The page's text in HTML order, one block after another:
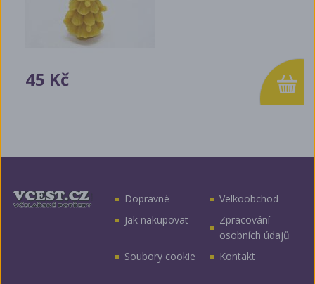
45 Kč
Dopravné
Velkoobchod
Jak nakupovat
Zpracování
osobních údajů
Soubory cookie
Kontakt